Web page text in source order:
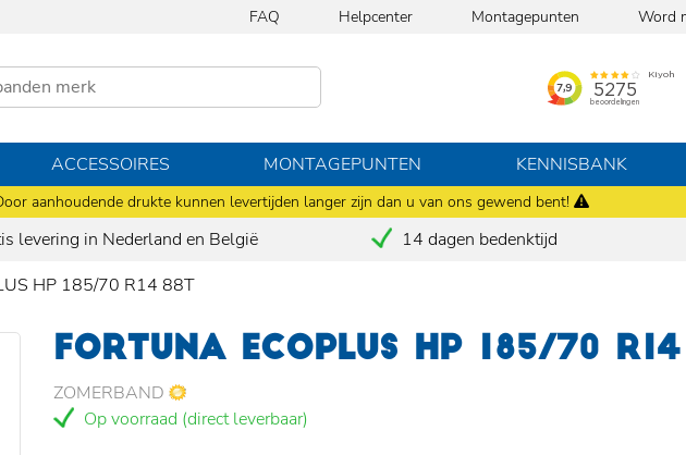
aanhoudende drukte kunnen levertijden langer zijn dan u van ons gewend bent!
FAQ Helpcenter Montagepunten Word
ACCESSOIRES MONTAGEPUNTEN KENNISBANK
levering in Nederland en België 14 dagen bedenktijd
HP 185/70 R14 88T
FORTUNA ECOPLUS HP 185/70
ZOMERBAND
Op voorraad (direct leverbaar)